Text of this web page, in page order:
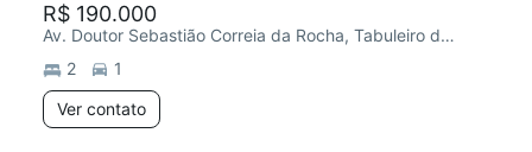
R$ 190.000
Av. Doutor Sebastião Correia da Rocha, Tabuleiro do Martins
2
1
Ver contato